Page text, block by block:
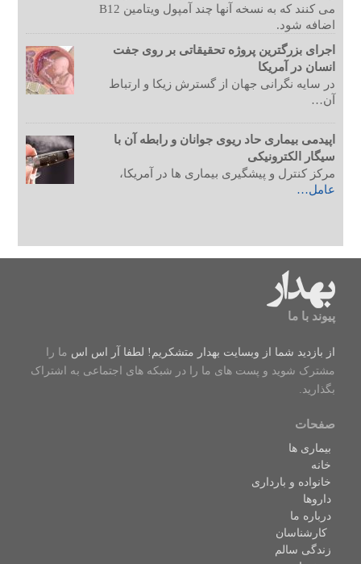
می کنند که به نسخه آنها چند آمپول ویتامین B12
اضافه شود.
اجرای بزرگترین پروژه تحقیقاتی بر روی جفت
انسان در آمریکا
در سایه نگرانی جهان از گسترش زیکا و ارتباط
آن…
اپیدمی بیماری حاد ریوی جوانان و رابطه آن با
سیگار الکترونیکی
مرکز کنترل و پیشگیری بیماری ها در آمریکا،
عامل…
پیوند با ما
از بازدید شما از وبسایت بهدار متشکریم! لطفا آر اس اس ما را
مشترک شوید و پست های ما را در شبکه های اجتماعی به اشتراک
بگذارید.
صفحات
بیماری ها
خانه
خانواده و بارداری
داروها
درباره ما
کارشناسان
زندگی سالم